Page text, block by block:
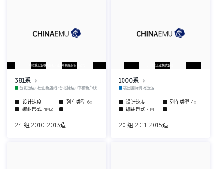
川崎重工业株式会社/台灣車輛股份有限公司
381系
台北捷运G松山新店线/台北捷运O中和新芦线
设计速度 -- 列车类型 6x
编组形式 4M2T
24 组 2010-2013造
川崎重工业株式会社
1000系
桃园国际机场捷运
设计速度 -- 列车类型 4x
编组形式 4M
20 组 2011-2015造